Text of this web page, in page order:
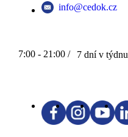
info@cedok.cz
7:00 - 21:00 / 7 dní v týdnu